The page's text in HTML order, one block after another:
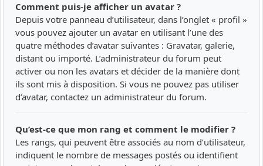
Comment puis-je afficher un avatar ?
Depuis votre panneau d’utilisateur, dans l’onglet « profil »
vous pouvez ajouter un avatar en utilisant l’une des
quatre méthodes d’avatar suivantes : Gravatar, galerie,
distant ou importé. L’administrateur du forum peut
activer ou non les avatars et décider de la manière dont
ils sont mis à disposition. Si vous ne pouvez pas utiliser
d’avatar, contactez un administrateur du forum.
Qu’est-ce que mon rang et comment le modifier ?
Les rangs, qui peuvent être associés au nom d’utilisateur,
indiquent le nombre de messages postés ou identifient